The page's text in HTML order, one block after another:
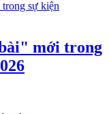
mới trong